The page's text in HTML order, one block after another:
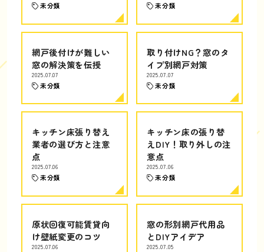
未分類 未分類
網戸後付けが難しい
窓の解決策を伝授
2025.07.07
未分類
取り付けNG？窓のタ
イプ別網戸対策
2025.07.07
未分類
キッチン床張り替え
業者の選び方と注意
点
2025.07.06
未分類
キッチン床の張り替
えDIY！取り外しの注
意点
2025.07.06
未分類
原状回復可能賃貸向
け壁紙変更のコツ
2025.07.06
窓の形別網戸代用品
とDIYアイデア
2025.07.05